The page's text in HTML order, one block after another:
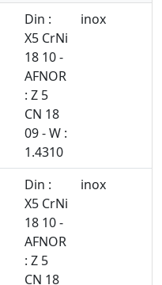
Din :
X5 CrNi
18 10 -
AFNOR
: Z 5
CN 18
09 - W :
1.4310
inox
Din :
X5 CrNi
18 10 -
AFNOR
: Z 5
CN 18
inox